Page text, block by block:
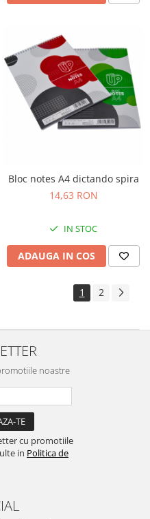
Bloc notes A4 dictando spira
14,63 RON
IN STOC
ADAUGA IN COS
1 2
noastre
cu promotiile
in Politica de